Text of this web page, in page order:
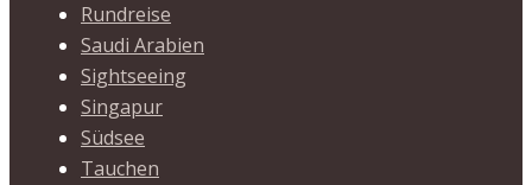
Rundreise
Saudi Arabien
Sightseeing
Singapur
Südsee
Tauchen